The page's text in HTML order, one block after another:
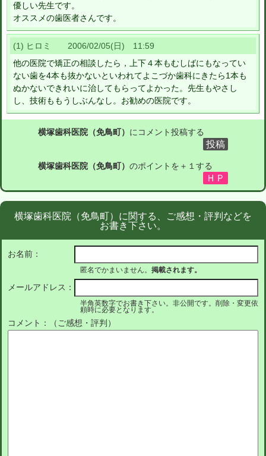
優しい先生です。
オススメの歯医者さんです。
(1) ヒロミ 2006/02/05(日) 11:59
他の医院で矯正の相談したら，上下４本もむしばにもなってい
ない歯を4本も抜かないといわれてよこづか歯科にきたら1本も
ぬかないできれいに治してもらってよかった。先生もやさし
し、技術ももうしぶんなし。お勧めの医院です。
横塚歯科医院（免鳥町） にコメント投稿する
横塚歯科医院（免鳥町） のポイントを＋１する
横塚歯科医院（免鳥町）に関する、ご感想・評判などを
お書き下さい。
お名前：
匿名でかまいません。 掲載されます。
メールアドレス：
半角英数字でお書き下さい。非公開です。削除・変更依
頼時に必要となります。
コメント：（ご感想・評判）